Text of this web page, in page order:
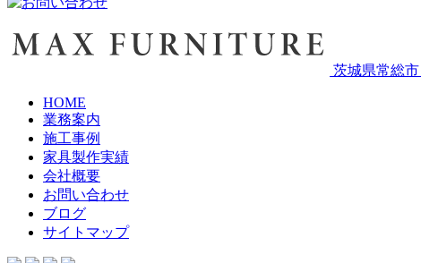
茨城県常総
HOME
業務案内
施工事例
家具製作実績
会社概要
お問い合わせ
ブログ
サイトマップ